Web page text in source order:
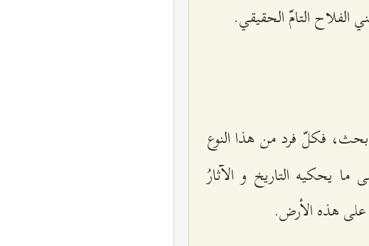
الفلاح التامّ الحقيقي.
بحث، فكلّ فرد من هذا النوع
يحكيه التاريخ و الآثارُ
على هذه الأرض.